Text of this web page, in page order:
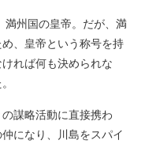
満州国の皇帝。だが、満
、皇帝という称号を持
れば何も決められな
謀略活動に直接携わ
になり、川島をスパイ